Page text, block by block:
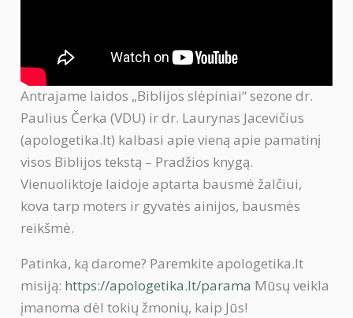
Antrajame laidos „Biblijos slėpiniai“ sezone dr.
Paulius Čerka (VDU) ir dr. Laurynas Jacevičius
(apologetika.lt) kalbasi apie vieną apie pamatinį
visos Biblijos tekstą – Pradžios knygą.
Vienuoliktoje laidoje aptarta bausmė žalčiui,
kova tarp moters ir gyvatės ainijos, bausmės
reikšmė.
Patinka, ką darome? Paremkite apologetika.lt
misiją: https://apologetika.lt/parama Mūsų veikla
įmanoma dėl tokių žmonių, kaip Jūs!